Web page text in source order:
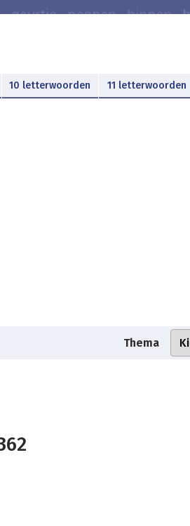
10 letterwoorden 11 letterwoorden
Thema